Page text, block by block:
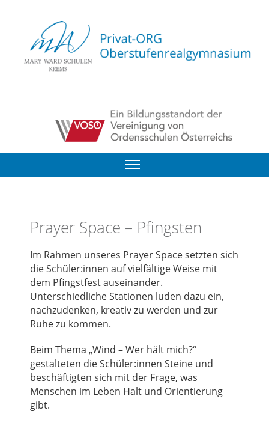
Prayer Space – Pfingsten
Im Rahmen unseres Prayer Space setzten sich
die Schüler:innen auf vielfältige Weise mit
dem Pfingstfest auseinander.
Unterschiedliche Stationen luden dazu ein,
nachzudenken, kreativ zu werden und zur
Ruhe zu kommen.
Beim Thema „Wind – Wer hält mich?“
gestalteten die Schüler:innen Steine und
beschäftigten sich mit der Frage, was
Menschen im Leben Halt und Orientierung
gibt.